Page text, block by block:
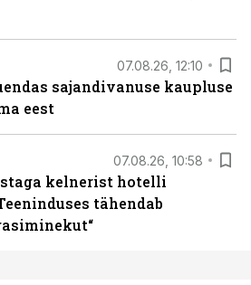
07.08.26, 12:10
sajandivanuse kaupluse
eest
07.08.26, 10:58
kelnerist hotelli
tähendab